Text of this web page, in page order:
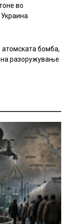
во
бомба,
разоружување